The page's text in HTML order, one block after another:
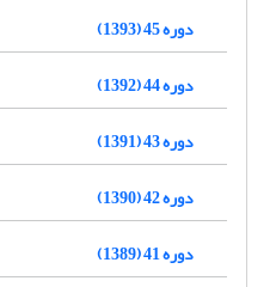
دوره 45 (1393)
دوره 44 (1392)
دوره 43 (1391)
دوره 42 (1390)
دوره 41 (1389)